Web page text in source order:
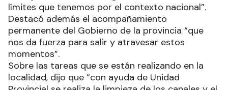
límites que tenemos por el contexto nacional”.
Destacó además el acompañamiento
permanente del Gobierno de la provincia “que
nos da fuerza para salir y atravesar estos
momentos”.
Sobre las tareas que se están realizando en la
localidad, dijo que “con ayuda de Unidad